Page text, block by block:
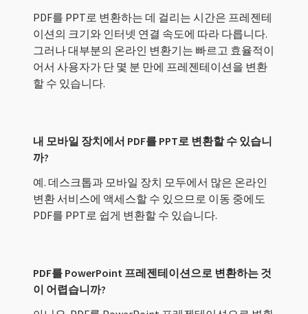
PDF를 PPT로 변환하는 데 걸리는 시간은 프레젠테
이션의 크기와 인터넷 연결 속도에 따라 다릅니다.
그러나 대부분의 온라인 변환기는 빠르고 효율적이
어서 사용자가 단 몇 분 만에 프레젠테이션을 변환
할 수 있습니다.
내 모바일 장치에서 PDF를 PPT로 변환할 수 있습니
까?
예. 데스크톱과 모바일 장치 모두에서 많은 온라인
변환 서비스에 액세스할 수 있으므로 이동 중에도
PDF를 PPT로 쉽게 변환할 수 있습니다.
PDF를 PowerPoint 프레젠테이션으로 변환하는 것
이 어렵습니까?